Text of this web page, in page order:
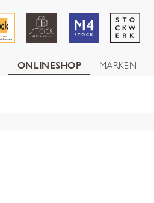
ONLINESHOP MARKEN